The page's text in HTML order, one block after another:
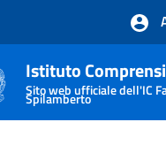
la navigazione
Istituto
Sito web ufficiale dell'IC
Spilamberto